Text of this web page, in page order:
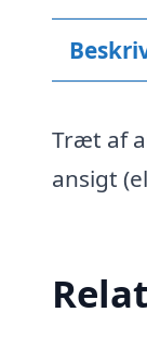
Træt af
ansigt